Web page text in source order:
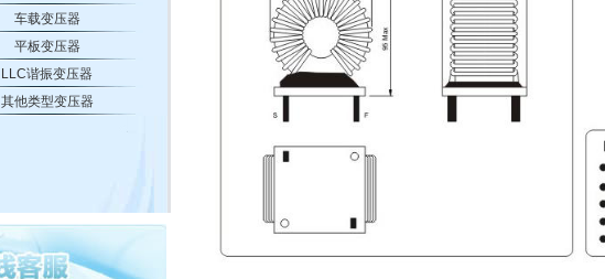
车载变压器
平板变压器
LLC谐振变压器
其他类型变压器